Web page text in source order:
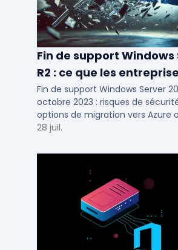
Fin de support Windows
R2 : ce que les
savoir
Fin de support Windows Server
octobre 2023 : risques de
options de migration vers Azure
pour TPE, PME et ETI.
28 juil.